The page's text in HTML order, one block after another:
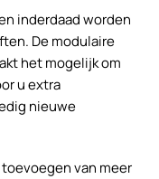
inderdaad worden
De modulaire
het mogelijk om
u extra
nieuwe
van meer